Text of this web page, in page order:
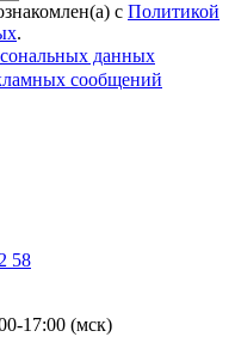
с Политикой
.
данных
сообщений
58
17:00 (мск)